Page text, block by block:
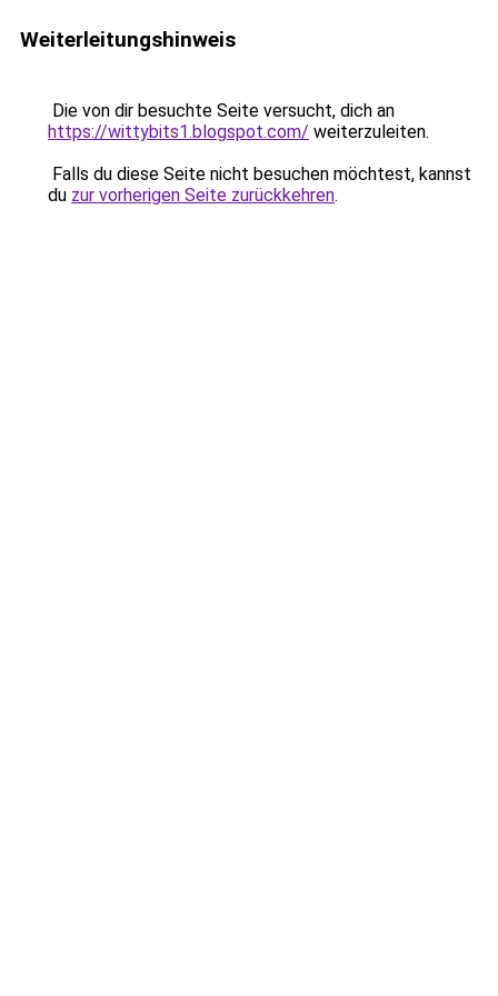
Weiterleitungshinweis
Die von dir besuchte Seite versucht, dich an
https://wittybits1.blogspot.com/ weiterzuleiten.
Falls du diese Seite nicht besuchen möchtest, kannst
du zur vorherigen Seite zurückkehren.